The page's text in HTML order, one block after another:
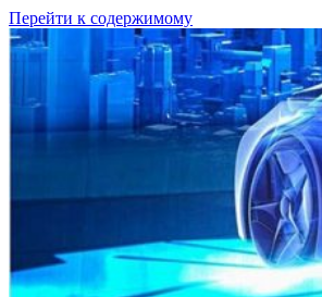
Перейти к содержимому